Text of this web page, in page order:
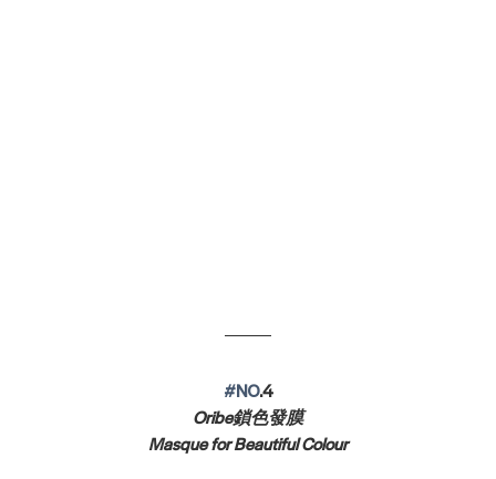
#NO.4
Oribe鎖色發膜
Masque for Beautiful Colour